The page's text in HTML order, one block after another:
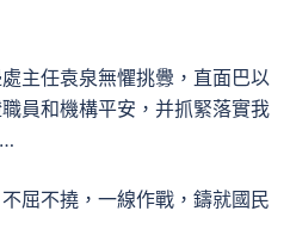
主任袁泉無懼挑釁，直面巴以
員和機構平安，并抓緊落實我
屈不撓，一線作戰，鑄就國民